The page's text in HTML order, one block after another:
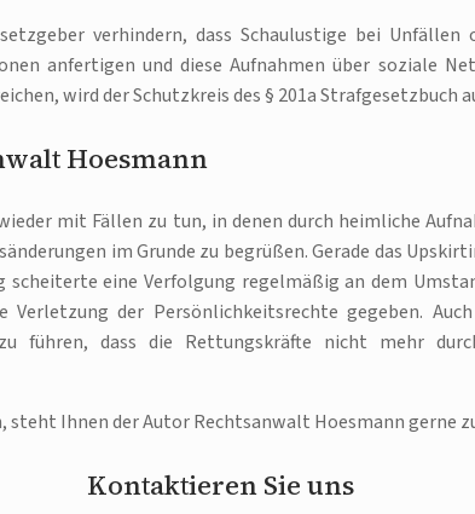
verhindern, dass Schaulustige bei Unfällen
anfertigen und diese Aufnahmen über soziale
wird der Schutzkreis des § 201a Strafgesetzbuch
Hoesmann
mit Fällen zu tun, in denen durch heimliche
im Grunde zu begrüßen. Gerade das
scheiterte eine Verfolgung regelmäßig an dem
der Persönlichkeitsrechte gegeben.
führen, dass die Rettungskräfte nicht mehr
steht Ihnen der Autor Rechtsanwalt Hoesmann gerne
Kontaktieren Sie uns